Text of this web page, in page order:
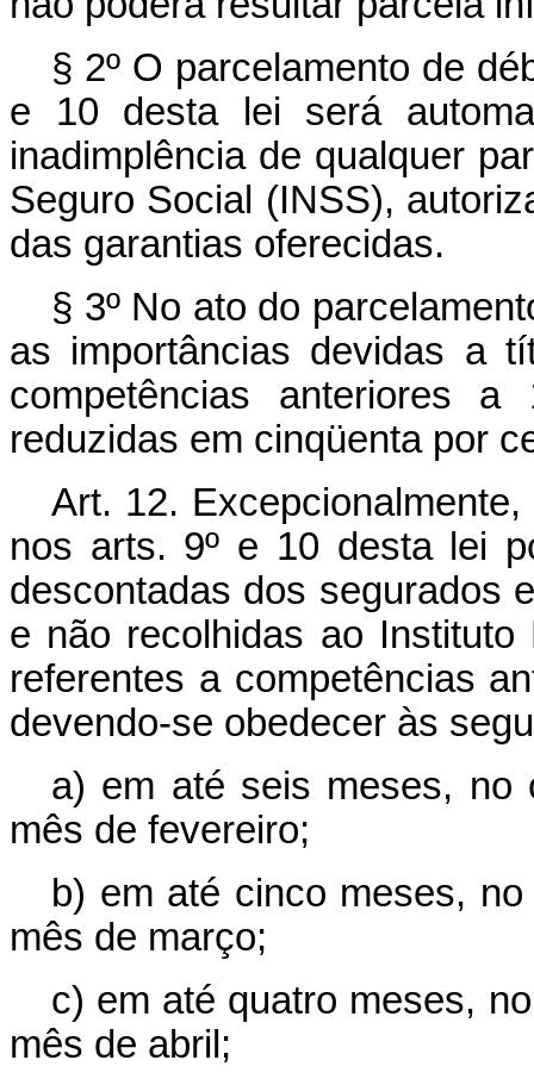
§ 2º O parcelamento de
e 10 desta lei será
inadimplência de qualquer
Seguro Social (INSS),
das garantias oferecidas.
§ 3º No ato do
as importâncias devidas a
competências anteriores
reduzidas em cinqüenta por
Art. 12.
nos arts. 9º e 10 desta lei
descontadas dos segurados
e não recolhidas ao
referentes a competências
devendo-se obedecer às
a) em até seis meses, no
mês de fevereiro;
b) em até cinco meses,
mês de março;
c) em até quatro meses,
mês de abril;